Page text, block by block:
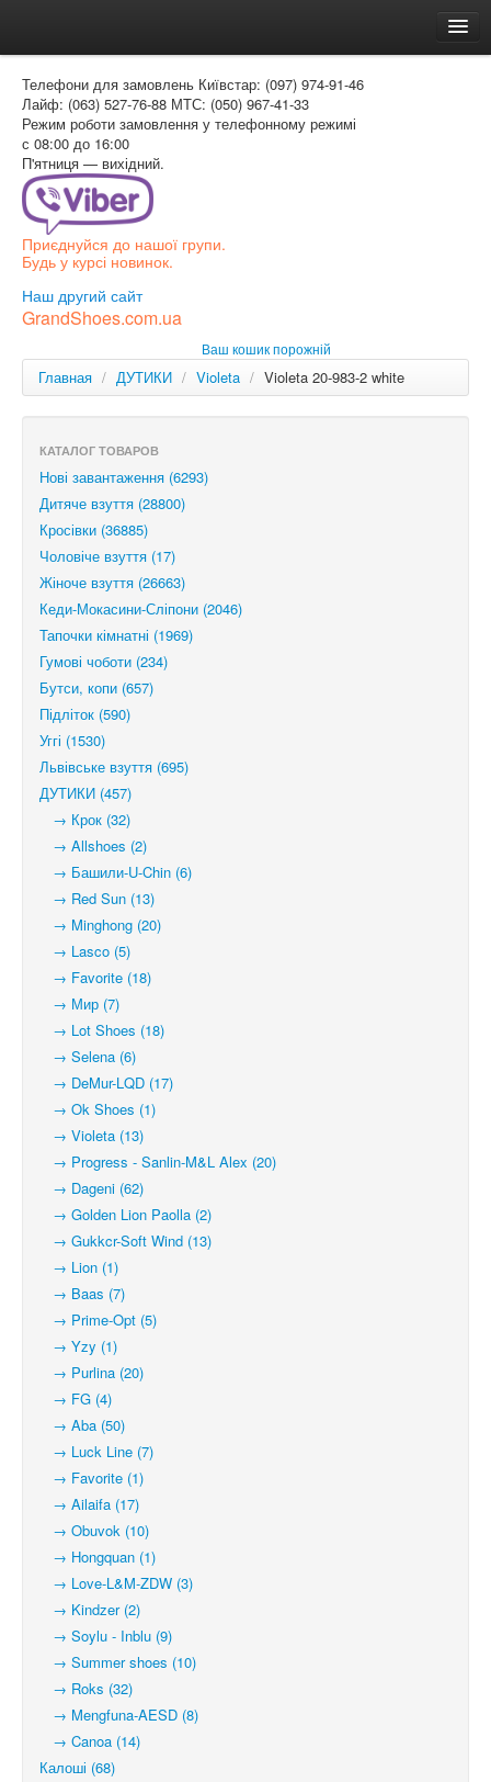
Доставка и оплата
Как заказать
Контакти
Таблиця розмірів
Вхід для покупця
РОС
Телефони для замовлень Київстар: (097) 974-91-46
Лайф: (063) 527-76-88 МТС: (050) 967-41-33
Режим роботи замовлення у телефонному режимі
с 08:00 до 16:00
П'ятниця — вихідний.
Приєднуйся до нашої групи.
Будь у курсі новинок.
Наш другий сайт
GrandShoes.com.ua
Ваш кошик порожній
Главная / ДУТИКИ / Violeta / Violeta 20-983-2 white
КАТАЛОГ ТОВАРОВ
Нові завантаження (6293)
Дитяче взуття (28800)
Кросівки (36885)
Чоловіче взуття (17)
Жіноче взуття (26663)
Кеди-Мокасини-Сліпони (2046)
Тапочки кімнатні (1969)
Гумові чоботи (234)
Бутси, копи (657)
Підліток (590)
Уггі (1530)
Львівське взуття (695)
ДУТИКИ (457)
→ Крок (32)
→ Allshoes (2)
→ Башили-U-Chin (6)
→ Red Sun (13)
→ Minghong (20)
→ Lasco (5)
→ Favorite (18)
→ Мир (7)
→ Lot Shoes (18)
→ Selena (6)
→ DeMur-LQD (17)
→ Ok Shoes (1)
→ Violeta (13)
→ Progress - Sanlin-M&L Alex (20)
→ Dageni (62)
→ Golden Lion Paolla (2)
→ Gukkcr-Soft Wind (13)
→ Lion (1)
→ Baas (7)
→ Prime-Opt (5)
→ Yzy (1)
→ Purlina (20)
→ FG (4)
→ Aba (50)
→ Luck Line (7)
→ Favorite (1)
→ Ailaifa (17)
→ Obuvok (10)
→ Hongquan (1)
→ Love-L&M-ZDW (3)
→ Kindzer (2)
→ Soylu - Inblu (9)
→ Summer shoes (10)
→ Roks (32)
→ Mengfuna-AESD (8)
→ Canoa (14)
Калоші (68)